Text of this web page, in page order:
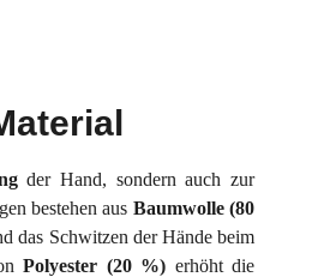
der Hand, sondern auch zur
bestehen aus Baumwolle (80
das Schwitzen der Hände beim
Polyester (20 %) erhöht die